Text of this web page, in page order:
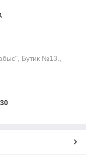
Бутик №13.,